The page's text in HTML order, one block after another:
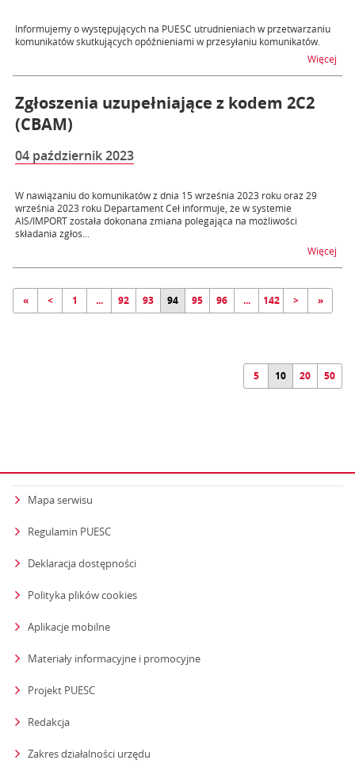
Informujemy o występujących na PUESC utrudnieniach w przetwarzaniu
komunikatów skutkujących opóźnieniami w przesyłaniu komunikatów.
Więcej
Zgłoszenia uzupełniające z kodem 2C2
(CBAM)
04 październik 2023
W nawiązaniu do komunikatów z dnia 15 września 2023 roku oraz 29
września 2023 roku Departament Ceł informuje, że w systemie
AIS/IMPORT została dokonana zmiana polegająca na możliwości
składania zgłos...
Więcej
« < 1 ... 92 93 94 95 96 ... 142 > »
5 10 20 50
Mapa serwisu
Regulamin PUESC
Deklaracja dostępności
Polityka plików cookies
Aplikacje mobilne
Materiały informacyjne i promocyjne
Projekt PUESC
Redakcja
Zakres działalności urzędu